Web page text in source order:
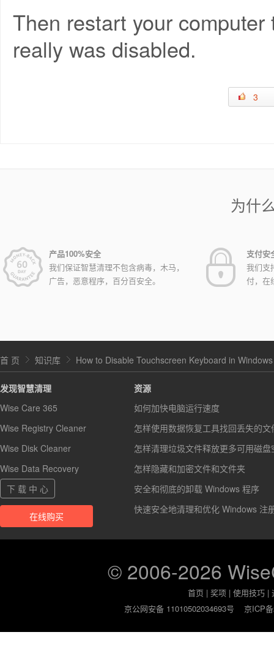
Then restart your
really was disabled.
3
为什
产品100%安全
我们保证智慧清理不包含病毒，木马，
广告，恶意程序，百分百安全。
支付安
我们支
付，在
首 页 知识库 How to Disable Touchscreen Keyboard in
发现智慧清理
Wise Care 365
Wise Registry Cleaner
Wise Disk Cleaner
Wise Data Recovery
下 载 中 心
在线购买
资源
如何加快电脑运行速度
怎样使用数据恢复工具找回丢失的文
怎样清理垃圾文件释放更多可用磁盘
怎样隐藏和加密文件和文件夹
安全和彻底的卸载 Windows 程序
快速安全地清理和优化 Windows 注
© 2006-2026
首页 |奖项 |使用技巧 |
京公网安备 11010502034693号
京ICP